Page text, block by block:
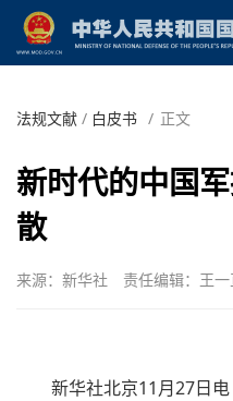
法规文献 / 白皮书 / 正文
新时代的中国
散
来源：新华社 责任编辑：王一
新华社北京11月27日